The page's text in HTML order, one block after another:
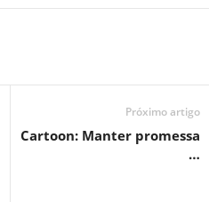
Próximo artigo
Cartoon: Manter promessa
…